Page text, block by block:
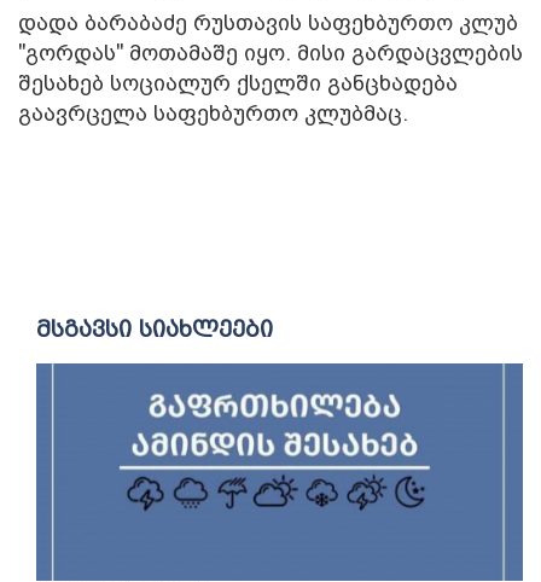
დადა ბარაბაძე რუსთავის საფეხბურთო კლუბ
"გორდას" მოთამაშე იყო. მისი გარდაცვლების
შესახებ სოციალურ ქსელში განცხადება
გაავრცელა საფეხბურთო კლუბმაც.
მსგავსი სიახლეები